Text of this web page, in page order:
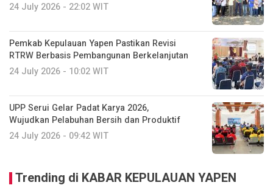
24 July 2026 - 22:02 WIT
Pemkab Kepulauan Yapen Pastikan Revisi
RTRW Berbasis Pembangunan Berkelanjutan
24 July 2026 - 10:02 WIT
UPP Serui Gelar Padat Karya 2026,
Wujudkan Pelabuhan Bersih dan Produktif
24 July 2026 - 09:42 WIT
Trending di KABAR KEPULAUAN YAPEN